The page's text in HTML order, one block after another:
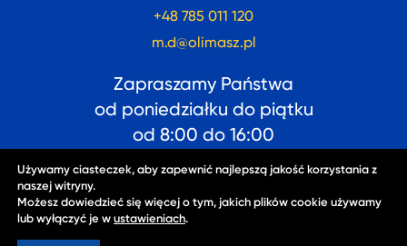
+48 785 011 120
m.d@olimasz.pl
Zapraszamy Państwa
od poniedziałku do piątku
od 8:00 do 16:00
Używamy ciasteczek, aby zapewnić najlepszą jakość korzystania z
naszej witryny.
Możesz dowiedzieć się więcej o tym, jakich plików cookie używamy
lub wyłączyć je w ustawieniach.